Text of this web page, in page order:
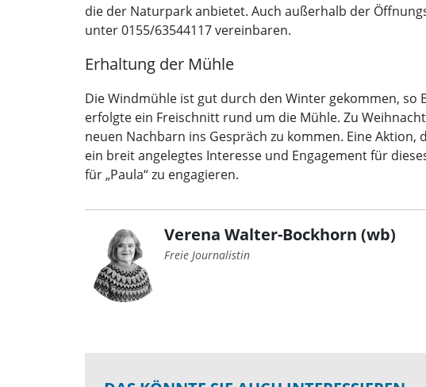
die der Naturpark anbietet. Auch außerhalb der
unter 0155/63544117 vereinbaren.
Erhaltung der Mühle
Die Windmühle ist gut durch den Winter gekommen,
erfolgte ein Freischnitt rund um die Mühle. Zu
neuen Nachbarn ins Gespräch zu kommen. Eine
ein breit angelegtes Interesse und Engagement für
für „Paula“ zu engagieren.
Verena Walter-Bockhorn (wb)
Freie Journalistin